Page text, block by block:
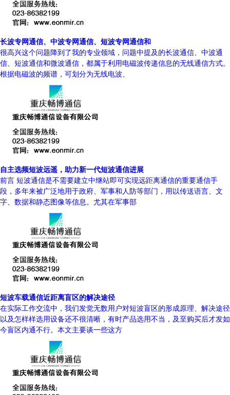
长波专网通信、中波专网通信、短波专网通信和
很高兴这个问题降到了我的专业领域，问题中提及的长波通信、中波通
信、短波通信和微波通信，都属于利用电磁波传递信息的无线通信方式。
根据电磁波的频谱，可划分为无线电波、
自主选频短波远遥，助力新一代短波通信进展
前言 短波通信是不需要建立中继站即可实现远距离通信的重要通信手
段，多年来被广泛地用于政府、军事和人防等部门，用以传送语言、文
字、数据和静态图像等信息。尤其在军事部
短波车载通信近距离盲区的解决途径
在实际工作交流中，我们发觉无数用户对短波盲区的形成原理、解决途径
以及怎样样选用设备还不很清晰，有时产品选用不当，及至购买后才发如
今盲区内通不行。本文主要谈一些这方